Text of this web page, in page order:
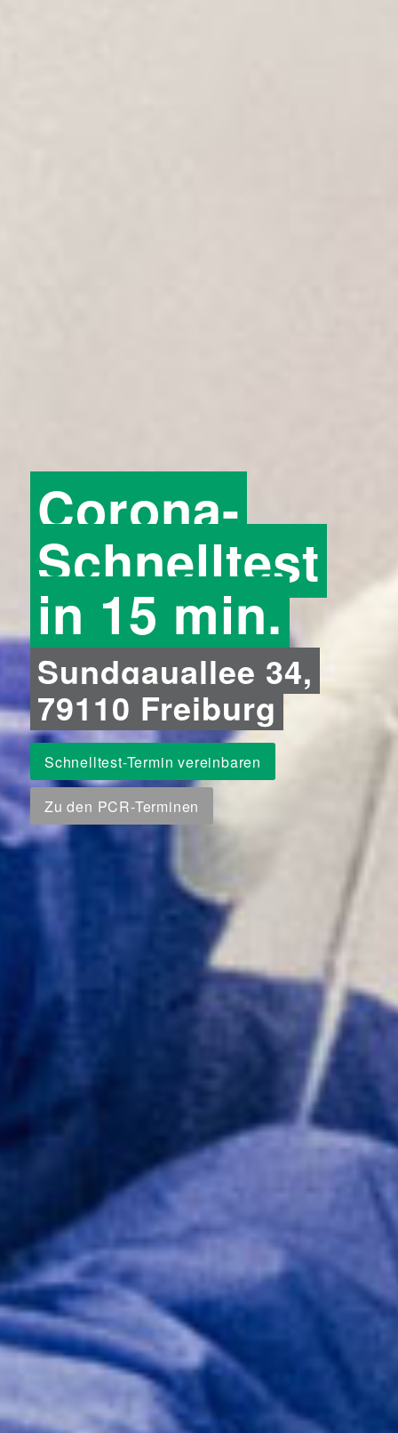
Corona-
Schnelltest
in 15 min.
Sundgauallee 34,
79110 Freiburg
Schnelltest-Termin vereinbaren
Zu den PCR-Terminen